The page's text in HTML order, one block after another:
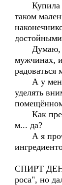
Купила
таком
Думаю, в
мужчинах,
А у меня
уделять
Как
м... да?
А я
СПИРТ
роса", но